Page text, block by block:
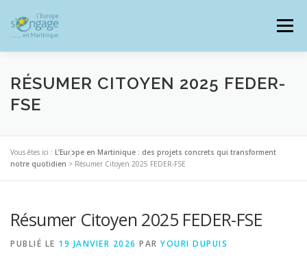
contenu
Menu
RESSOURCES DOCUMENTAIRES
RÉSUMER CITOYEN 2025 FEDER-
FSE
Vous êtes ici : L’Europe en Martinique : des projets concrets qui transforment
notre quotidien > Résumer Citoyen 2025 FEDER-FSE
Résumer Citoyen 2025 FEDER-FSE
PUBLIÉ LE 19 JANVIER 2026 PAR YOURI DUPUIS